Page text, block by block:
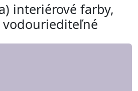
interiérové farby,